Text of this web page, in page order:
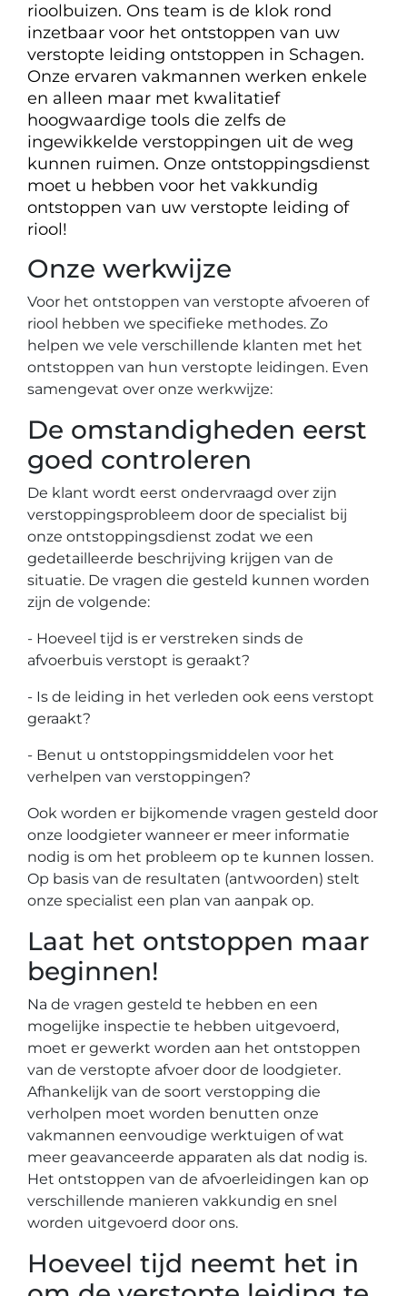
rioolbuizen. Ons team is de klok rond
inzetbaar voor het ontstoppen van uw
verstopte leiding ontstoppen in Schagen.
Onze ervaren vakmannen werken enkele
en alleen maar met kwalitatief
hoogwaardige tools die zelfs de
ingewikkelde verstoppingen uit de weg
kunnen ruimen. Onze ontstoppingsdienst
moet u hebben voor het vakkundig
ontstoppen van uw verstopte leiding of
riool!
Onze werkwijze
Voor het ontstoppen van verstopte afvoeren of
riool hebben we specifieke methodes. Zo
helpen we vele verschillende klanten met het
ontstoppen van hun verstopte leidingen. Even
samengevat over onze werkwijze:
De omstandigheden eerst
goed controleren
De klant wordt eerst ondervraagd over zijn
verstoppingsprobleem door de specialist bij
onze ontstoppingsdienst zodat we een
gedetailleerde beschrijving krijgen van de
situatie. De vragen die gesteld kunnen worden
zijn de volgende:
- Hoeveel tijd is er verstreken sinds de
afvoerbuis verstopt is geraakt?
- Is de leiding in het verleden ook eens verstopt
geraakt?
- Benut u ontstoppingsmiddelen voor het
verhelpen van verstoppingen?
Ook worden er bijkomende vragen gesteld door
onze loodgieter wanneer er meer informatie
nodig is om het probleem op te kunnen lossen.
Op basis van de resultaten (antwoorden) stelt
onze specialist een plan van aanpak op.
Laat het ontstoppen maar
beginnen!
Na de vragen gesteld te hebben en een
mogelijke inspectie te hebben uitgevoerd,
moet er gewerkt worden aan het ontstoppen
van de verstopte afvoer door de loodgieter.
Afhankelijk van de soort verstopping die
verholpen moet worden benutten onze
vakmannen eenvoudige werktuigen of wat
meer geavanceerde apparaten als dat nodig is.
Het ontstoppen van de afvoerleidingen kan op
verschillende manieren vakkundig en snel
worden uitgevoerd door ons.
Hoeveel tijd neemt het in